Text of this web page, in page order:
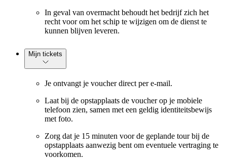
In geval van overmacht behoudt het bedrijf zich het
recht voor om het schip te wijzigen om de dienst te
kunnen blijven leveren.
Mijn tickets
Je ontvangt je voucher direct per e-mail.
Laat bij de opstapplaats de voucher op je mobiele
telefoon zien, samen met een geldig identiteitsbewijs
met foto.
Zorg dat je 15 minuten voor de geplande tour bij de
opstapplaats aanwezig bent om eventuele vertraging te
voorkomen.